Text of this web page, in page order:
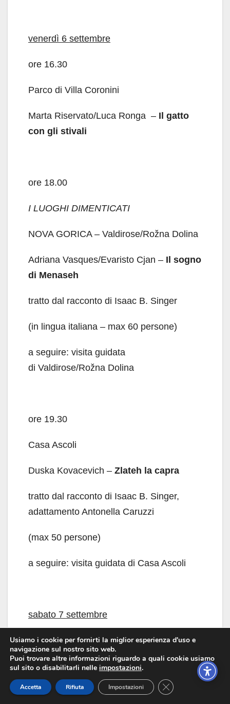
venerdì 6 settembre
ore 16.30
Parco di Villa Coronini
Marta Riservato/Luca Ronga – Il gatto
con gli stivali
ore 18.00
I LUOGHI DIMENTICATI
NOVA GORICA – Valdirose/Rožna Dolina
Adriana Vasques/Evaristo Cjan – Il sogno
di Menaseh
tratto dal racconto di Isaac B. Singer
(in lingua italiana – max 60 persone)
a seguire: visita guidata
di Valdirose/Rožna Dolina
ore 19.30
Casa Ascoli
Duska Kovacevich – Zlateh la capra
tratto dal racconto di Isaac B. Singer,
adattamento Antonella Caruzzi
(max 50 persone)
a seguire: visita guidata di Casa Ascoli
sabato 7 settembre
ore 16.30
Parco di Villa Coronini
Marta Riservato/Luca Ronga –Il gatto
Usiamo i cookie per fornirti la miglior esperienza d'uso e
navigazione sul nostro sito web.
Puoi trovare altre informazioni riguardo a quali cookie usiamo
sul sito o disabilitarli nelle impostazioni.
Accetta Rifiuta Impostazioni Close GDPR